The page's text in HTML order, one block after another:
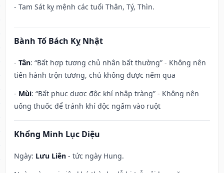
- Tam Sát kỵ mệnh các tuổi Thân, Tý, Thìn.
Bành Tổ Bách Kỵ Nhật
- Tân: “Bất hợp tương chủ nhân bất thường” - Không nên
tiến hành trộn tương, chủ không được nếm qua
- Mùi: “Bất phục dược độc khí nhập tràng” - Không nên
uống thuốc để tránh khí độc ngấm vào ruột
Khổng Minh Lục Diệu
Ngày: Lưu Liên - tức ngày Hung.